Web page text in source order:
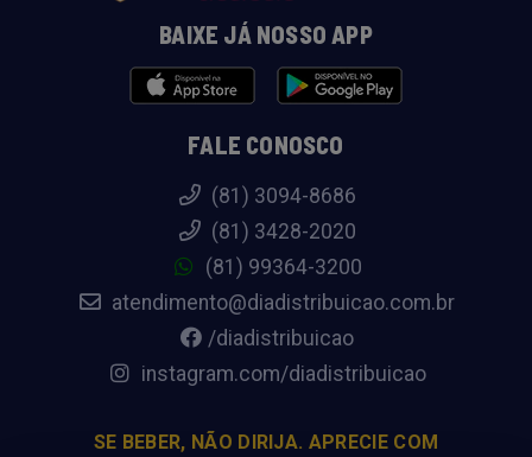
BAIXE JÁ NOSSO APP
FALE CONOSCO
(81) 3094-8686
(81) 3428-2020
(81) 99364-3200
atendimento@diadistribuicao.com.br
/diadistribuicao
instagram.com/diadistribuicao
SE BEBER, NÃO DIRIJA. APRECIE COM